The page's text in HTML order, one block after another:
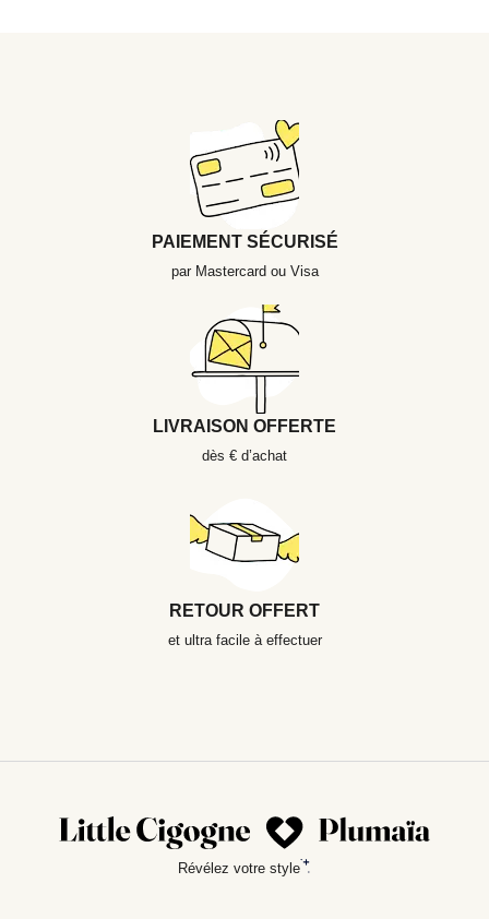
PAIEMENT SÉCURISÉ
par Mastercard ou Visa
LIVRAISON OFFERTE
dès € d’achat
RETOUR OFFERT
et ultra facile à effectuer
Révélez votre style